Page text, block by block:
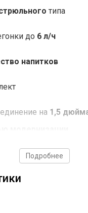
типа
до 6 л/ч
напитков
на 1,5
в 2 раза выше
Подробнее